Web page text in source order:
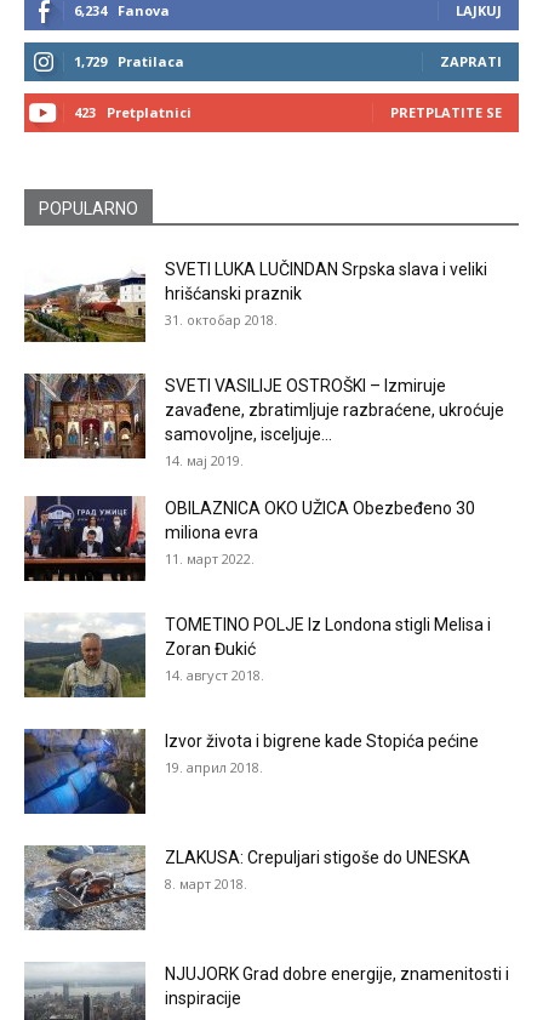
6,234 Fanova LAJKUJ
1,729 Pratilaca ZAPRATI
423 Pretplatnici PRETPLATITE SE
POPULARNO
SVETI LUKA LUČINDAN Srpska slava i veliki
hrišćanski praznik
31. октобар 2018.
SVETI VASILIJE OSTROŠKI – Izmiruje
zavađene, zbratimljuje razbraćene, ukroćuje
samovoljne, isceljuje...
14. мај 2019.
OBILAZNICA OKO UŽICA Obezbeđeno 30
miliona evra
11. март 2022.
TOMETINO POLJE Iz Londona stigli Melisa i
Zoran Đukić
14. август 2018.
Izvor života i bigrene kade Stopića pećine
19. април 2018.
ZLAKUSA: Crepuljari stigoše do UNESKA
8. март 2018.
NJUJORK Grad dobre energije, znamenitosti i
inspiracije